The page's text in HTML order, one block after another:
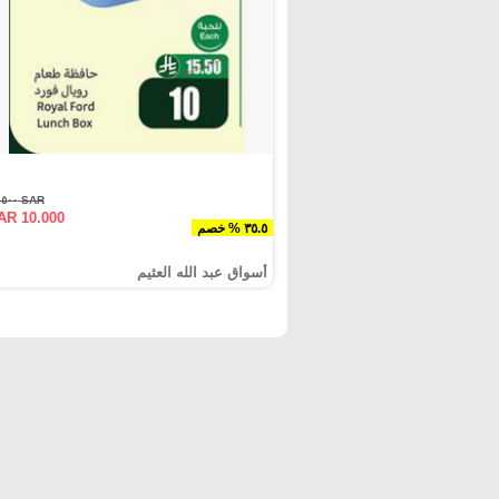
٣٥.٥ % خصم
SAR ١٥.٥٠٠
10.000
أسواق عبد الله العثيم